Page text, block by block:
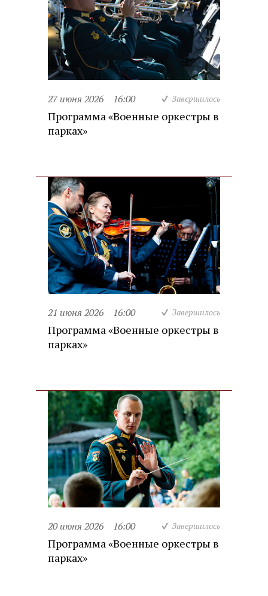
27 июня 2026 16:00 Завершилось
Программа «Военные оркестры в
парках»
21 июня 2026 16:00 Завершилось
Программа «Военные оркестры в
парках»
20 июня 2026 16:00 Завершилось
Программа «Военные оркестры в
парках»